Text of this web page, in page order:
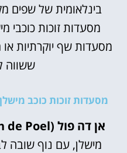
בינלאומית של שפים
מסעדות זוכות כוכבי
מסעדות שף יוקרתיות
ששווה
מסעדות זוכות כוכב
אן דה פול (Aan de Poel)
מישלן, עם נוף שובה